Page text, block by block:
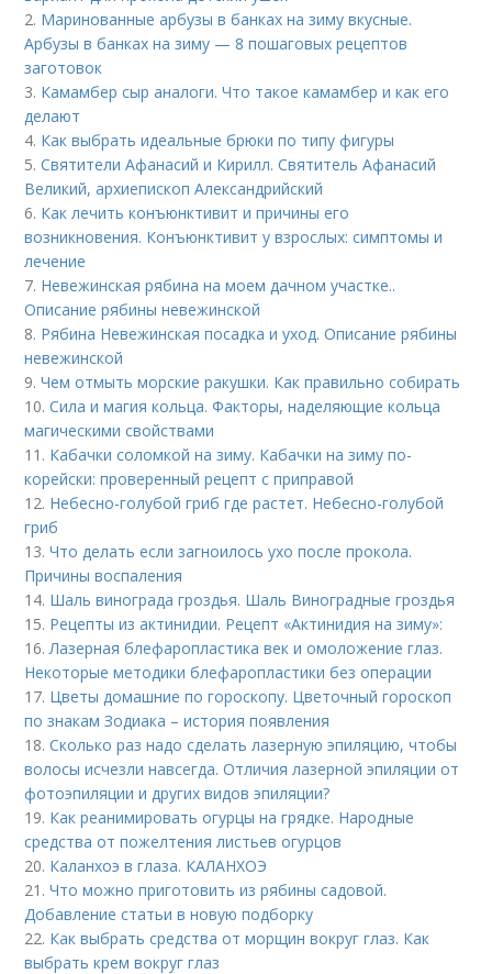
2. Маринованные арбузы в банках на зиму вкусные.
Арбузы в банках на зиму — 8 пошаговых рецептов
заготовок
3. Камамбер сыр аналоги. Что такое камамбер и как его
делают
4. Как выбрать идеальные брюки по типу фигуры
5.Святители Афанасий и Кирилл. Святитель Афанасий
Великий, архиепископ Александрийский
6. Как лечить конъюнктивит и причины его
возникновения. Конъюнктивит у взрослых: симптомы и
лечение
7. Невежинская рябина на моем дачном участке..
Описание рябины невежинской
8. Рябина Невежинская посадка и уход. Описание рябины
невежинской
9.Чем отмыть морские ракушки. Как правильно собирать
10.Сила и магия кольца. Факторы, наделяющие кольца
магическими свойствами
11. Кабачки соломкой на зиму. Кабачки на зиму по-
корейски: проверенный рецепт с приправой
12. Небесно-голубой гриб где растет. Небесно-голубой
гриб
13.Что делать если загноилось ухо после прокола.
Причины воспаления
14. Шаль винограда гроздья. Шаль Виноградные гроздья
15. Рецепты из актинидии. Рецепт «Актинидия на зиму»:
16.Лазерная блефаропластика век и омоложение глаз.
Некоторые методики блефаропластики без операции
17. Цветы домашние по гороскопу. Цветочный гороскоп
по знакам Зодиака – история появления
18.Сколько раз надо сделать лазерную эпиляцию, чтобы
волосы исчезли навсегда. Отличия лазерной эпиляции от
фотоэпиляции и других видов эпиляции?
19. Как реанимировать огурцы на грядке. Народные
средства от пожелтения листьев огурцов
20. Каланхоэ в глаза. КАЛАНХОЭ
21.Что можно приготовить из рябины садовой.
Добавление статьи в новую подборку
22. Как выбрать средства от морщин вокруг глаз. Как
выбрать крем вокруг глаз